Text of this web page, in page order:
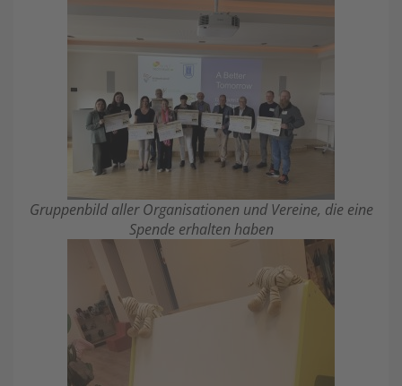
Gruppenbild aller Organisationen und Vereine, die eine
Spende erhalten haben